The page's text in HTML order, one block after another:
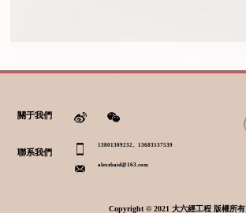
關于我們
聯系我們
13801309232、13683537539
alexzhaid@163.com
Copyright © 2021 大六經工程 版權所有